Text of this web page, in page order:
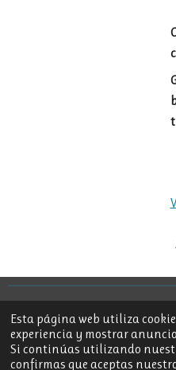
Esta página web utiliza
experiencia y mostrar
Si continúas utilizando
confirmas que aceptas
© 2024 - 2026 Psicología
Con la tecnología deWebador